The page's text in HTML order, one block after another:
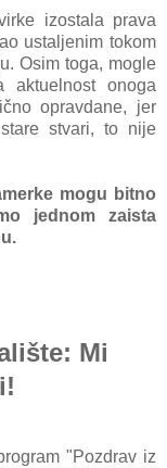
izostala prava
ustaljenim tokom
Osim toga, mogle
onoga
opravdane, jer
stvari, to nije
mogu bitno
jednom zaista
Mi
"Pozdrav iz